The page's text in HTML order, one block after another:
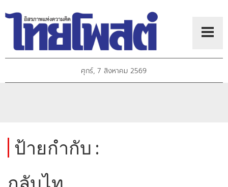
ศุกร์, 7 สิงหาคม 2569
ป้ายกำกับ :